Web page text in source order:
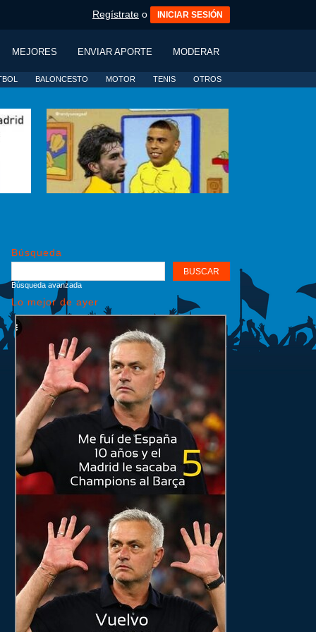
Regístrate o INICIAR SESIÓN
MEJORES ENVIAR APORTE MODERAR
BALONCESTO MOTOR TENIS OTROS
Búsqueda
Búsqueda avanzada
Lo mejor de ayer